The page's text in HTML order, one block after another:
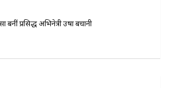
बनीं प्रसिद्ध अभिनेत्री उषा बचानी